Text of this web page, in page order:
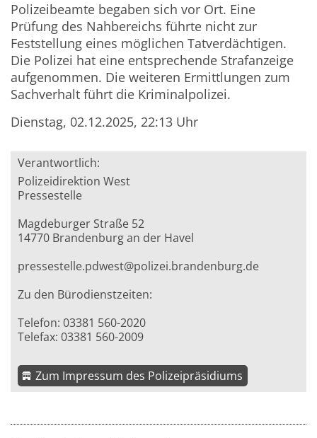
Polizeibeamte begaben sich vor Ort. Eine
Prüfung des Nahbereichs führte nicht zur
Feststellung eines möglichen Tatverdächtigen.
Die Polizei hat eine entsprechende Strafanzeige
aufgenommen. Die weiteren Ermittlungen zum
Sachverhalt führt die Kriminalpolizei.
Dienstag, 02.12.2025, 22:13 Uhr
Verantwortlich:
Polizeidirektion West
Pressestelle
Magdeburger Straße 52
14770 Brandenburg an der Havel
pressestelle.pdwest@polizei.brandenburg.de
Zu den Bürodienstzeiten:
Telefon: 03381 560-2020
Telefax: 03381 560-2009
Zum Impressum des Polizeipräsidiums